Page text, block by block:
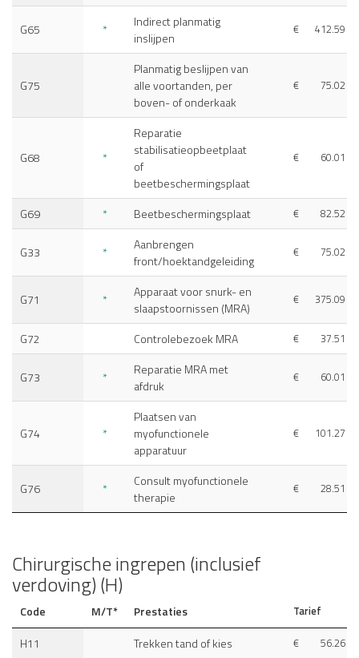
G65 *
Indirect planmatig
inslijpen
€ 412.59
G75
Planmatig beslijpen van
alle voortanden, per
boven- of onderkaak
€ 75.02
G68 *
Reparatie
stabilisatieopbeetplaat
of
beetbeschermingsplaat
€ 60.01
G69 * Beetbeschermingsplaat € 82.52
G33 *
Aanbrengen
front/hoektandgeleiding
€ 75.02
G71 *
Apparaat voor snurk- en
slaapstoornissen (MRA)
€ 375.09
G72 Controlebezoek MRA € 37.51
G73 *
Reparatie MRA met
afdruk
€ 60.01
G74 *
Plaatsen van
myofunctionele
apparatuur
€ 101.27
G76 *
Consult myofunctionele
therapie
€ 28.51
Chirurgische ingrepen (inclusief
verdoving) (H)
Code M/T* Prestaties Tarief
H11 Trekken tand of kies € 56.26